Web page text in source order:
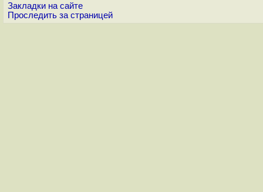
Закладки на сайте
Проследить за страницей